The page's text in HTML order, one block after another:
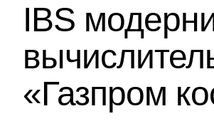
IBS
«Газпром